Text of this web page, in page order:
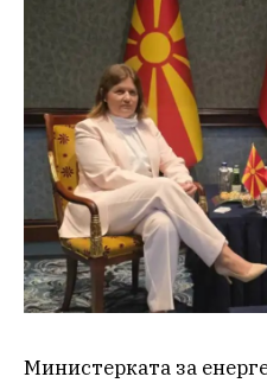
Министерката за